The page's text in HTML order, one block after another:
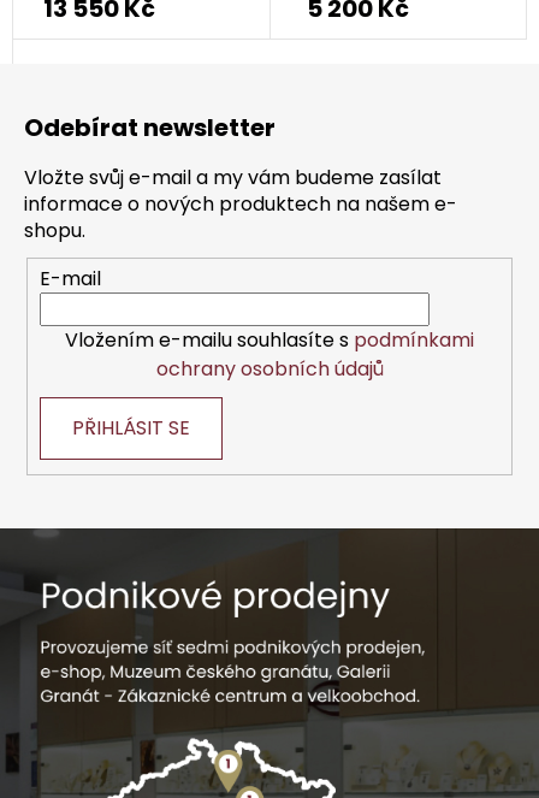
13 550 Kč 5 200 Kč
Odebírat newsletter
Vložte svůj e-mail a my vám budeme zasílat
informace o nových produktech na našem e-
shopu.
E-mail
Vložením e-mailu souhlasíte s podmínkami
ochrany osobních údajů
PŘIHLÁSIT SE